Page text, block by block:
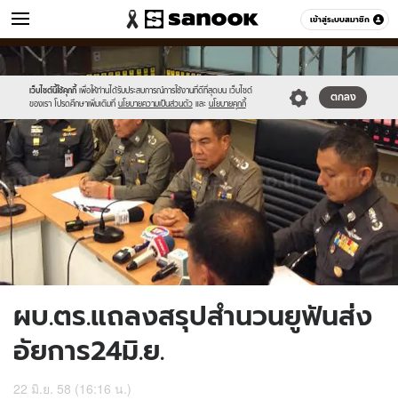
เข้าสู่ระบบสมาชิก
ข่าว หมวดอื่นๆ
เว็บไซต์นี้ใช้คุกกี้ เพื่อให้ท่านได้รับประสบการณ์การใช้งานที่ดีที่สุดบน เว็บไซต์
ของเรา โปรดศึกษาเพิ่มเติมที่ นโยบายความเป็นส่วนตัว และ นโยบายคุกกี้
ตกลง
Sanook
//s.isanook.com/sr/0/images/logo-
new-
sanook.png
600
60
//s.isanook.com/ns/0/ud/363/1816714/626625-
01.jpg
ผบ.ตร.แถลงสรุปสำนวนยูฟันส่ง
อัยการ24มิ.ย.
22 มิ.ย. 58 (16:16 น.)